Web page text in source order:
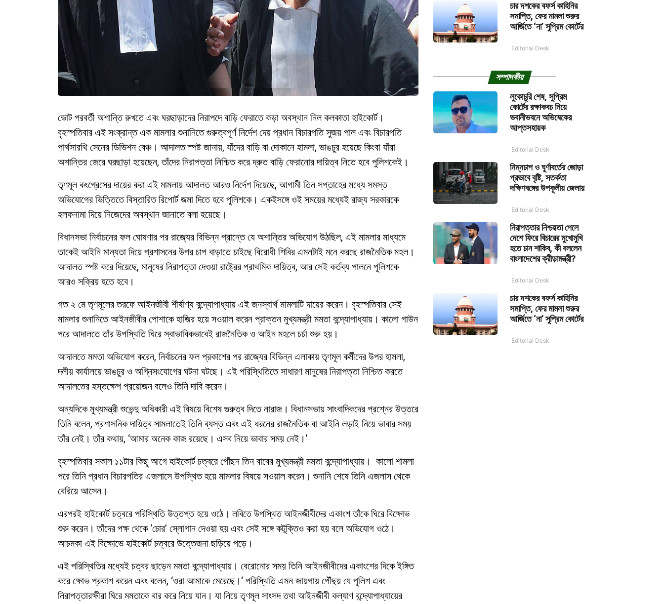
ভোট পরবর্তী অশান্তি রুখতে এবং ঘরছাড়াদের নিরাপদে বাড়ি ফেরাতে কড়া অবস্থান নিল কলকাতা হাইকোর্ট।
বৃহস্পতিবার এই সংক্রান্ত এক মামলার শুনানিতে গুরুত্বপূর্ণ নির্দেশ দেয় প্রধান বিচারপতি সুজয় পাল এবং বিচারপতি
পার্থসারথি সেনের ডিভিশন বেঞ্চ। আদালত স্পষ্ট জানায়, যাঁদের বাড়ি বা দোকানে হামলা, ভাঙচুর হয়েছে কিংবা যাঁরা
অশান্তির জেরে ঘরছাড়া হয়েছেন, তাঁদের নিরাপত্তা নিশ্চিত করে দ্রুত বাড়ি ফেরানোর দায়িত্ব নিতে হবে পুলিশকেই।
তৃণমূল কংগ্রেসের দায়ের করা এই মামলায় আদালত আরও নির্দেশ দিয়েছে, আগামী তিন সপ্তাহের মধ্যে সমস্ত
অভিযোগের ভিত্তিতে বিস্তারিত রিপোর্ট জমা দিতে হবে পুলিশকে। একইসঙ্গে ওই সময়ের মধ্যেই রাজ্য সরকারকে
হলফনামা দিয়ে নিজেদের অবস্থান জানাতে বলা হয়েছে।
বিধানসভা নির্বাচনের ফল ঘোষণার পর রাজ্যের বিভিন্ন প্রান্তে যে অশান্তির অভিযোগ উঠছিল, এই মামলার মাধ্যমে
তাকেই আইনি মান্যতা দিয়ে প্রশাসনের উপর চাপ বাড়াতে চাইছে বিরোধী শিবির এমনটাই মনে করছে রাজনৈতিক মহল।
আদালত স্পষ্ট করে দিয়েছে, মানুষের নিরাপত্তা দেওয়া রাষ্ট্রের প্রাথমিক দায়িত্ব, আর সেই কর্তব্য পালনে পুলিশকে
আরও সক্রিয় হতে হবে।
গত ২ মে তৃণমূলের তরফে আইনজীবী শীর্ষাণ্য বন্দ্যোপাধ্যায় এই জনস্বার্থ মামলাটি দায়ের করেন। বৃহস্পতিবার সেই
মামলার শুনানিতে আইনজীবীর পোশাকে হাজির হয়ে সওয়াল করেন প্রাক্তন মুখ্যমন্ত্রী মমতা বন্দ্যোপাধ্যায়। কালো গাউন
পরে আদালতে তাঁর উপস্থিতি ঘিরে স্বাভাবিকভাবেই রাজনৈতিক ও আইন মহলে চর্চা শুরু হয়।
আদালতে মমতা অভিযোগ করেন, নির্বাচনের ফল প্রকাশের পর রাজ্যের বিভিন্ন এলাকায় তৃণমূল কর্মীদের উপর হামলা,
দলীয় কার্যালয়ে ভাঙচুর ও অগ্নিসংযোগের ঘটনা ঘটছে। এই পরিস্থিতিতে সাধারণ মানুষের নিরাপত্তা নিশ্চিত করতে
আদালতের হস্তক্ষেপ প্রয়োজন বলেও তিনি দাবি করেন।
অন্যদিকে মুখ্যমন্ত্রী শুভেন্দু অধিকারী এই বিষয়ে বিশেষ গুরুত্ব দিতে নারাজ। বিধানসভায় সাংবাদিকদের প্রশ্নের উত্তরে
তিনি বলেন, প্রশাসনিক দায়িত্ব সামলাতেই তিনি ব্যস্ত এবং এই ধরনের রাজনৈতিক বা আইনি লড়াই নিয়ে ভাবার সময়
তাঁর নেই। তাঁর কথায়, ‘আমার অনেক কাজ রয়েছে। এসব নিয়ে ভাবার সময় নেই।‘
বৃহস্পতিবার সকাল ১১টার কিছু আগে হাইকোর্ট চত্বরে পৌঁছন তিন বাবের মুখ্যমন্ত্রী মমতা বন্দ্যোপাধ্যায়। কালো শামলা
পরে তিনি প্রধান বিচারপতির এজলাসে উপস্থিত হয়ে মামলার বিষয়ে সওয়াল করেন। শুনানি শেষে তিনি এজলাস থেকে
বেরিয়ে আসেন।
এরপরই হাইকোর্ট চত্বরে পরিস্থিতি উত্তপ্ত হয়ে ওঠে। লবিতে উপস্থিত আইনজীবীদের একাংশ তাঁকে ঘিরে বিক্ষোভ
শুরু করেন। তাঁদের পক্ষ থেকে ‘চোর’ স্লোগান দেওয়া হয় এবং সেই সঙ্গে কটূক্তিও করা হয় বলে অভিযোগ ওঠে।
আচমকা এই বিক্ষোভে হাইকোর্ট চত্বরে উত্তেজনা ছড়িয়ে পড়ে।
এই পরিস্থিতির মধ্যেই চত্বর ছাড়েন মমতা বন্দ্যোপাধ্যায়। বেরোনোর সময় তিনি আইনজীবীদের একাংশের দিকে ইঙ্গিত
করে ক্ষোভ প্রকাশ করেন এবং বলেন, ‘ওরা আমাকে মেরেছে।‘ পরিস্থিতি এমন জায়গায় পৌঁছয় যে পুলিশ এবং
নিরাপত্তারক্ষীরা ঘিরে মমতাকে বার করে নিয়ে যান। যা নিয়ে তৃণমূল সাংসদ তথা আইনজীবী কল্যাণ বন্দ্যোপাধ্যায়ের
চার দশকের বফর্স কাহিনির
সমাপ্তি, ফের মামলা শুরুর
আর্জিতে ‘না’ সুপ্রিম কোর্টের
Editorial Desk
সম্পাদকীয়
লুকোচুরি শেষ, সুপ্রিম
কোর্টের রক্ষাকবচ নিয়ে
ভবানীভবনে অভিষেকের
আপ্তসহায়ক
Editorial Desk
নিম্নচাপ ও ঘূর্ণাবর্তের জোড়া
প্রভাবে বৃষ্টি, সতর্কতা
দক্ষিণবঙ্গের উপকূলীয় জেলায়
Editorial Desk
নিরাপত্তার নিশ্চয়তা পেলে
দেশে ফিরে বিচারের মুখোমুখি
হতে চান শাকিব, কী বললেন
বাংলাদেশের ক্রীড়ামন্ত্রী?
Editorial Desk
চার দশকের বফর্স কাহিনির
সমাপ্তি, ফের মামলা শুরুর
আর্জিতে ‘না’ সুপ্রিম কোর্টের
Editorial Desk